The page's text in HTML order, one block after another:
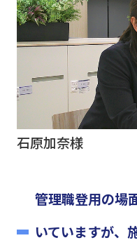
石原加奈様
管理職登用の場
いていますが、